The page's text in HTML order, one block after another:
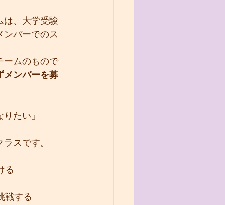
は、大学受験
ンバーでのス
ームのもので
メンバーを募
たい」
スです。
る
戦する